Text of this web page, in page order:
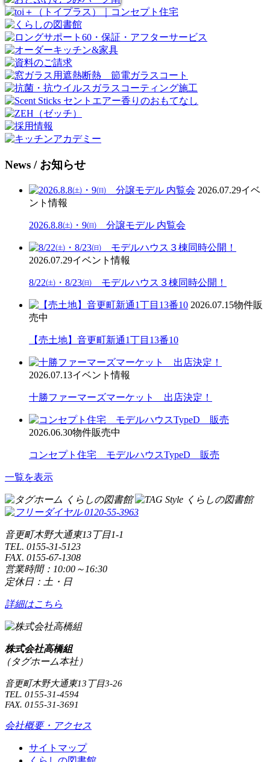
News / お知らせ
2026.07.29イベ
ント情報
2026.8.8㈯・9㈰ 分譲モデル 内覧会
2026.07.29イベント情報
8/22㈯・8/23㈰ モデルハウス３棟同時公開！
2026.07.15物件販
売中
【売土地】音更町新通1丁目13番10
2026.07.13イベント情報
十勝ファーマーズマーケット 出店決定！
2026.06.30物件販売中
コンセプト住宅 モデルハウスTypeD 販売
一覧を表示
音更町木野大通東13丁目1-1
TEL. 0155-31-5123
FAX. 0155-67-1308
営業時間：10:00～16:30
定休日：土・日
詳細はこちら
株式会社高橋組
（タグホーム本社）
音更町木野大通東13丁目3-26
TEL. 0155-31-4594
FAX. 0155-31-3691
会社概要・アクセス
サイトマップ